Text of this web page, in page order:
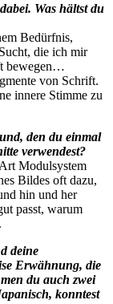
Was hältst du
Bedürfnis,
die ich mir
bewegen…
von Schrift.
innere Stimme zu
den du einmal
verwendest?
Modulsystem
Bildes oft dazu,
hin und her
passt, warum
deine
Erwähnung, die
du auch zwei
konntest